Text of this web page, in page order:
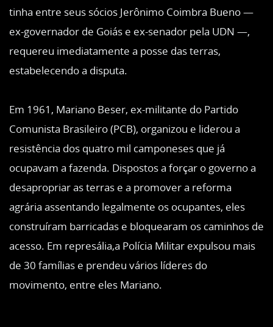
tinha entre seus sócios Jerônimo Coimbra Bueno —
ex-governador de Goiás e ex-senador pela UDN —,
requereu imediatamente a posse das terras,
estabelecendo a disputa.
Em 1961, Mariano Beser, ex-militante do Partido
Comunista Brasileiro (PCB), organizou e liderou a
resistência dos quatro mil camponeses que já
ocupavam a fazenda. Dispostos a forçar o governo a
desapropriar as terras e a promover a reforma
agrária assentando legalmente os ocupantes, eles
construíram barricadas e bloquearam os caminhos de
acesso. Em represália,a Polícia Militar expulsou mais
de 30 famílias e prendeu vários líderes do
movimento, entre eles Mariano.